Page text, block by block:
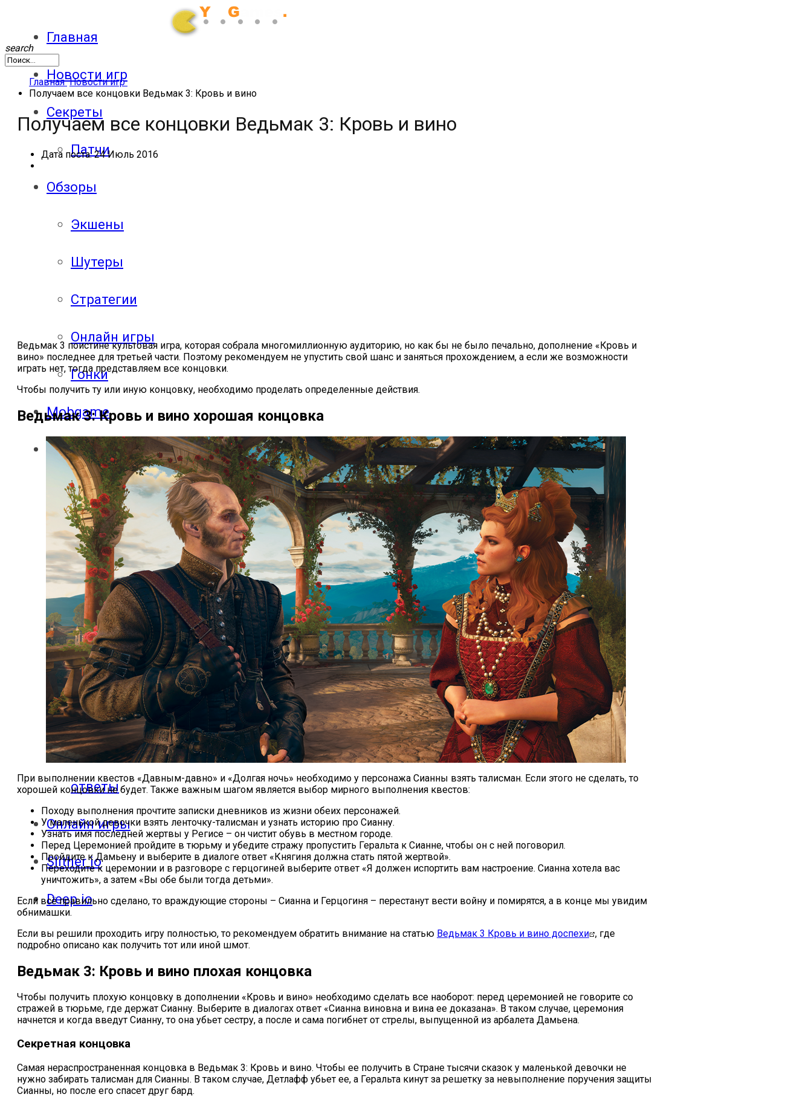
Главная
Новости игр
Секреты
Патчи
Обзоры
Экшены
Шутеры
Стратегии
Онлайн игры
Гонки
Mobgame
Прохождения
Прохождения
компьютерных
игр
Видео
прохождения
мобильных
игр
Где логика
ответы
Онлайн игры
Slither io
Deep io
search
Главная Новости игр
Получаем все концовки Ведьмак 3: Кровь и вино
Получаем все концовки Ведьмак 3: Кровь и вино
Дата поста:24 Июль 2016
Ведьмак 3 поистине культовая игра, которая собрала многомиллионную аудиторию, но как бы не было печально, дополнение «Кровь и
вино» последнее для третьей части. Поэтому рекомендуем не упустить свой шанс и заняться прохождением, а если же возможности
играть нет, тогда представляем все концовки.
Чтобы получить ту или иную концовку, необходимо проделать определенные действия.
Ведьмак 3: Кровь и вино хорошая концовка
При выполнении квестов «Давным-давно» и «Долгая ночь» необходимо у персонажа Сианны взять талисман. Если этого не сделать, то
хорошей концовки не будет. Также важным шагом является выбор мирного выполнения квестов:
Походу выполнения прочтите записки дневников из жизни обеих персонажей.
У маленькой девочки взять ленточку-талисман и узнать историю про Сианну.
Узнать имя последней жертвы у Регисе – он чистит обувь в местном городе.
Перед Церемонией пройдите в тюрьму и убедите стражу пропустить Геральта к Сианне, чтобы он с ней поговорил.
Пройдите к Дамьену и выберите в диалоге ответ «Княгиня должна стать пятой жертвой».
Переходите к церемонии и в разговоре с герцогиней выберите ответ «Я должен испортить вам настроение. Сианна хотела вас
уничтожить», а затем «Вы обе были тогда детьми».
Если всё правильно сделано, то враждующие стороны – Сианна и Герцогиня – перестанут вести войну и помирятся, а в конце мы увидим
обнимашки.
Если вы решили проходить игру полностью, то рекомендуем обратить внимание на статью Ведьмак 3 Кровь и вино доспехи , где
подробно описано как получить тот или иной шмот.
Ведьмак 3: Кровь и вино плохая концовка
Чтобы получить плохую концовку в дополнении «Кровь и вино» необходимо сделать все наоборот: перед церемонией не говорите со
стражей в тюрьме, где держат Сианну. Выберите в диалогах ответ «Сианна виновна и вина ее доказана». В таком случае, церемония
начнется и когда введут Сианну, то она убьет сестру, а после и сама погибнет от стрелы, выпущенной из арбалета Дамьена.
Секретная концовка
Самая нераспространенная концовка в Ведьмак 3: Кровь и вино. Чтобы ее получить в Стране тысячи сказок у маленькой девочки не
нужно забирать талисман для Сианны. В таком случае, Детлафф убьет ее, а Геральта кинут за решетку за невыполнение поручения защиты
Сианны, но после его спасет друг бард.